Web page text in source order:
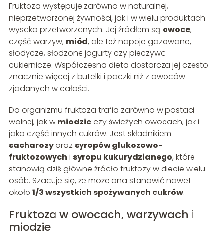
Fruktoza występuje zarówno w naturalnej,
nieprzetworzonej żywności, jak i w wielu produktach
wysoko przetworzonych. Jej źródłem są owoce,
część warzyw, miód, ale też napoje gazowane,
słodycze, słodzone jogurty czy pieczywo
cukiernicze. Współczesna dieta dostarcza jej często
znacznie więcej z butelki i paczki niż z owoców
zjada­nych w całości.
Do organizmu fruktoza trafia zarówno w postaci
wolnej, jak w miodzieczy świeżych owocach, jak i
jako część innych cukrów. Jest składnikiem
sacharozyoraz syropów glukozowo-
fruktozowych i syropu kukurydzianego, które
stanowią dziś główne źródło fruktozy w diecie wielu
osób. Szacuje się, że może ona stanowić nawet
około 1/3 wszystkich spożywanych cukrów.
Fruktoza w owocach, warzywach i
miodzie